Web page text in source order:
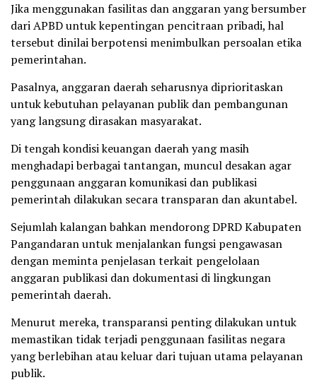
Jika menggunakan fasilitas dan anggaran yang bersumber
dari APBD untuk kepentingan pencitraan pribadi, hal
tersebut dinilai berpotensi menimbulkan persoalan etika
pemerintahan.
Pasalnya, anggaran daerah seharusnya diprioritaskan
untuk kebutuhan pelayanan publik dan pembangunan
yang langsung dirasakan masyarakat.
Di tengah kondisi keuangan daerah yang masih
menghadapi berbagai tantangan, muncul desakan agar
penggunaan anggaran komunikasi dan publikasi
pemerintah dilakukan secara transparan dan akuntabel.
Sejumlah kalangan bahkan mendorong DPRD Kabupaten
Pangandaran untuk menjalankan fungsi pengawasan
dengan meminta penjelasan terkait pengelolaan
anggaran publikasi dan dokumentasi di lingkungan
pemerintah daerah.
Menurut mereka, transparansi penting dilakukan untuk
memastikan tidak terjadi penggunaan fasilitas negara
yang berlebihan atau keluar dari tujuan utama pelayanan
publik.